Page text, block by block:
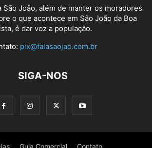
São João, além de manter os moradores
o que acontece em São João da Boa
é dar voz a população.
pix@falasaojao.com.br
SIGA-NOS